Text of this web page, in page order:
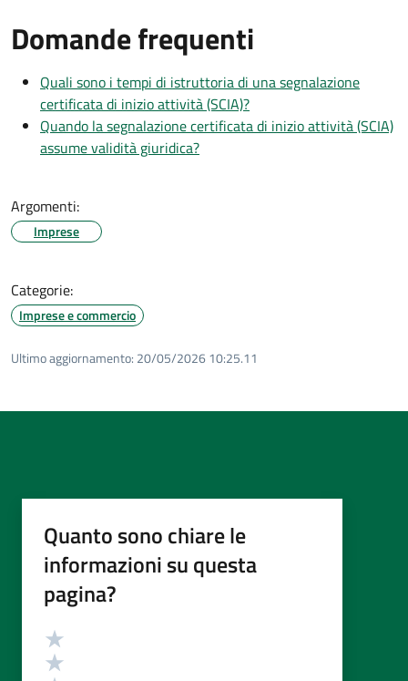
Domande frequenti
Quali sono i tempi di istruttoria di una segnalazione
certificata di inizio attività (SCIA)?
Quando la segnalazione certificata di inizio attività (SCIA)
assume validità giuridica?
Argomenti:
Imprese
Categorie:
Imprese e commercio
Ultimo aggiornamento: 20/05/2026 10:25.11
Quanto sono chiare le
informazioni su questa
pagina?
Valutazione